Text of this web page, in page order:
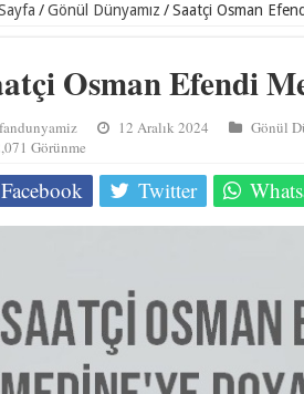
/ Gönül Dünyamız / Saatçi Osman
Osman Efendi
12 Aralık 2024 Gönül
Görünme
Facebook Twitter